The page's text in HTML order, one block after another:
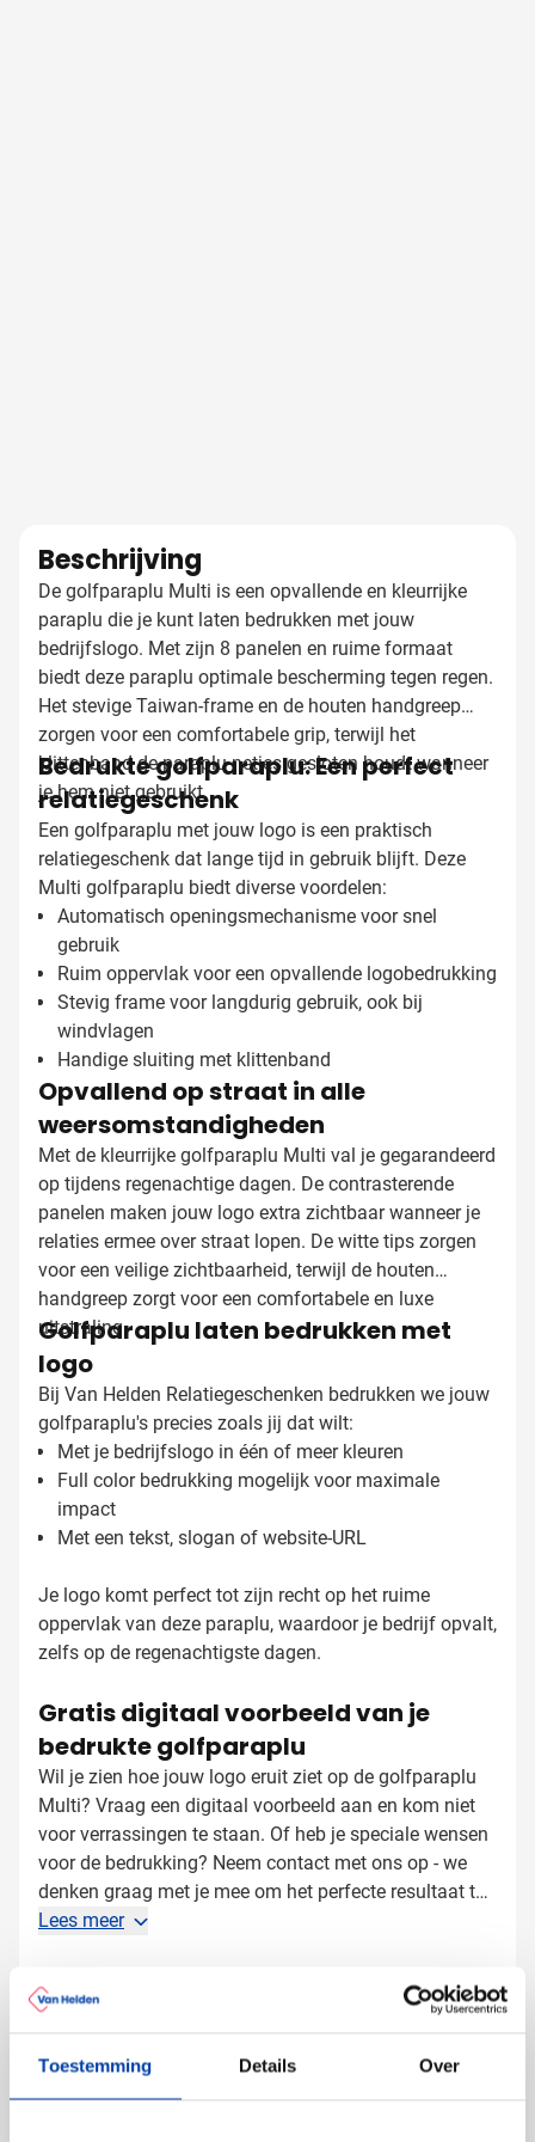
Toestemming Details Over
Beschrijving
De golfparaplu Multi is een opvallende en kleurrijke
paraplu die je kunt laten bedrukken met jouw
bedrijfslogo. Met zijn 8 panelen en ruime formaat
biedt deze paraplu optimale bescherming tegen regen.
Het stevige Taiwan-frame en de houten handgreep
zorgen voor een comfortabele grip, terwijl het
klittenband de paraplu netjes gesloten houdt wanneer
je hem niet gebruikt.
Bedrukte golfparaplu: Een perfect
relatiegeschenk
Een golfparaplu met jouw logo is een praktisch
relatiegeschenk dat lange tijd in gebruik blijft. Deze
Multi golfparaplu biedt diverse voordelen:
Automatisch openingsmechanisme voor snel
gebruik
Ruim oppervlak voor een opvallende logobedrukking
Stevig frame voor langdurig gebruik, ook bij
windvlagen
Handige sluiting met klittenband
Opvallend op straat in alle
weersomstandigheden
Met de kleurrijke golfparaplu Multi val je gegarandeerd
op tijdens regenachtige dagen. De contrasterende
panelen maken jouw logo extra zichtbaar wanneer je
relaties ermee over straat lopen. De witte tips zorgen
voor een veilige zichtbaarheid, terwijl de houten
handgreep zorgt voor een comfortabele en luxe
uitstraling.
Golfparaplu laten bedrukken met
logo
Bij Van Helden Relatiegeschenken bedrukken we jouw
golfparaplu's precies zoals jij dat wilt:
Met je bedrijfslogo in één of meer kleuren
Full color bedrukking mogelijk voor maximale
impact
Met een tekst, slogan of website-URL
Je logo komt perfect tot zijn recht op het ruime
oppervlak van deze paraplu, waardoor je bedrijf opvalt,
zelfs op de regenachtigste dagen.
Gratis digitaal voorbeeld van je
bedrukte golfparaplu
Wil je zien hoe jouw logo eruit ziet op de golfparaplu
Multi? Vraag een digitaal voorbeeld aan en kom niet
voor verrassingen te staan. Of heb je speciale wensen
voor de bedrukking? Neem contact met ons op - we
denken graag met je mee om het perfecte resultaat te
bereiken!
Lees meer
Specificaties
Gewicht
325 gram